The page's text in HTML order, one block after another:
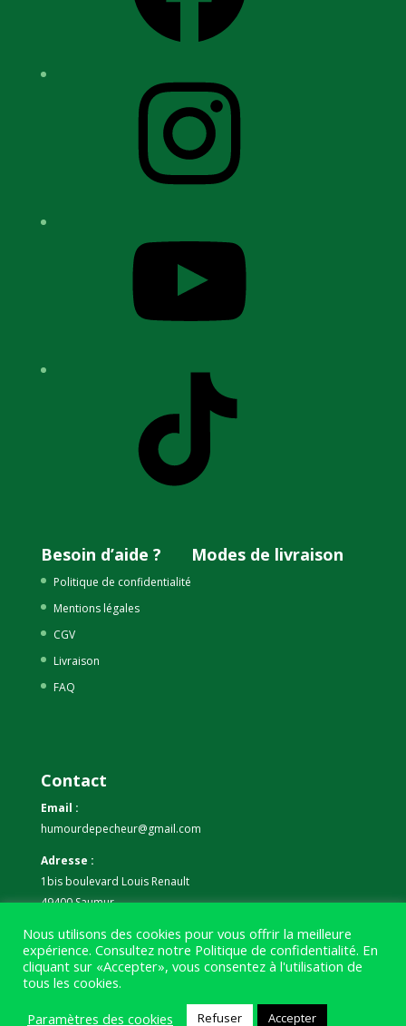
Besoin d’aide ?
Politique de confidentialité
Mentions légales
CGV
Livraison
FAQ
Modes de livraison
Contact
Email :
humourdepecheur@gmail.com
Adresse :
1bis boulevard Louis Renault
49400 Saumur
Téléphone :
07 59 61 06 63
Nous utilisons des cookies pour vous offrir la meilleure
expérience. Consultez notre Politique de confidentialité. En
cliquant sur «Accepter», vous consentez à l'utilisation de
tous les cookies.
Paramètres des cookies
Refuser Accepter